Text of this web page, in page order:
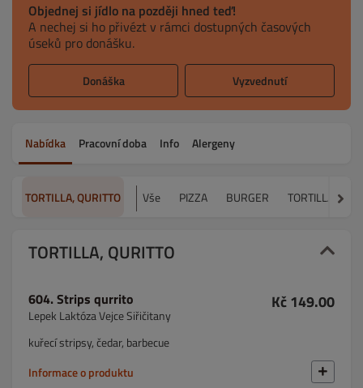
Objednej si jídlo na později hned teď!
A nechej si ho přivézt v rámci dostupných časových
úseků pro donášku.
Donáška Vyzvednutí
Nabídka Pracovní doba Info Alergeny
TORTILLA, QURITTO Vše PIZZA BURGER TORTILLA,
TORTILLA, QURITTO
604. Strips qurrito
Lepek Laktóza Vejce Siřičitany
Kč 149.00
kuřecí stripsy, čedar, barbecue
Informace o produktu